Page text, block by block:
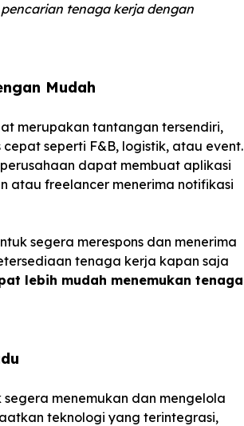
tenaga kerja dengan
Mudah
merupakan tantangan tersendiri,
seperti F&B, logistik, atau event.
dapat membuat aplikasi
atau freelancer menerima notifikasi
segera merespons dan menerima
tenaga kerja kapan saja
lebih mudah menemukan tenaga
menemukan dan mengelola
teknologi yang terintegrasi,